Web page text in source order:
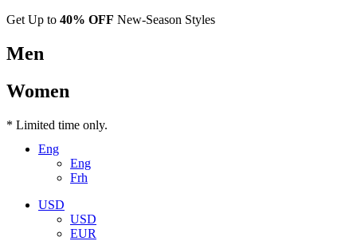
Get Up to 40% OFF New-Season Styles
Men
Women
* Limited time only.
Eng
Eng
Frh
USD
USD
EUR